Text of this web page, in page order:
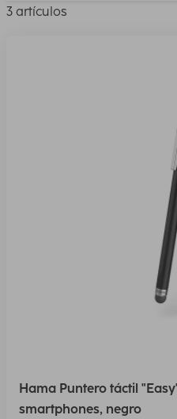
3 artículos
Hama Puntero táctil
smartphones, negro